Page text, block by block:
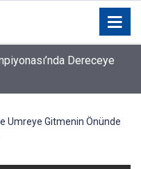
Dereceye
Umreye Gitmenin Önünde